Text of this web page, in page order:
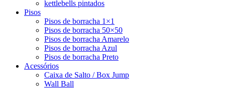
kettlebells pintados
Pisos
Pisos de borracha 1×1
Pisos de borracha 50×50
Pisos de borracha Amarelo
Pisos de borracha Azul
Pisos de borracha Preto
Acessórios
Caixa de Salto / Box Jump
Wall Ball